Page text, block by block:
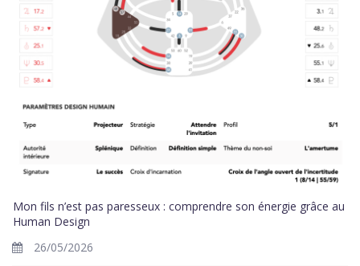
Mon fils n’est pas paresseux : comprendre son énergie grâce au
Human Design
26/05/2026